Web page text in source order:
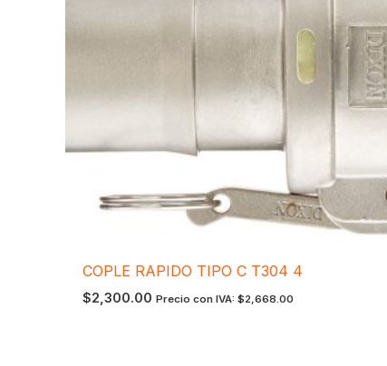
COPLE RAPIDO TIPO C T304 4
$2,300.00 Precio con IVA:$2,668.00